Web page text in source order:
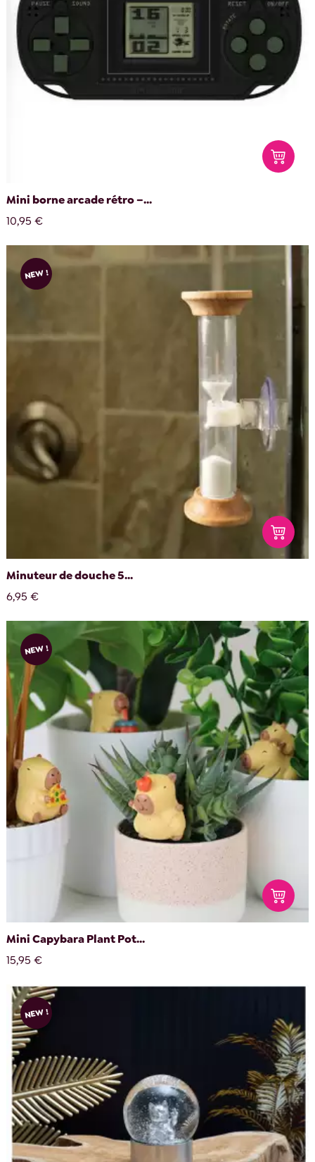
Mini borne arcade rétro –...
10,95 €
NEW !
Minuteur de douche 5...
6,95 €
NEW !
Mini Capybara Plant Pot...
15,95 €
NEW !